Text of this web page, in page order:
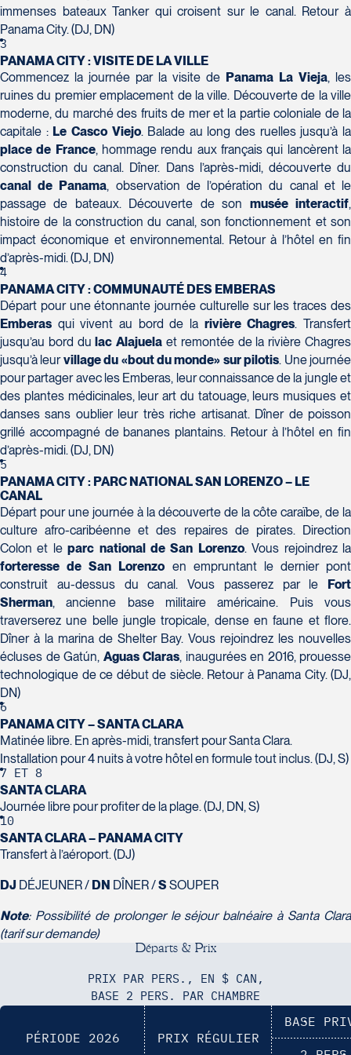
immenses bateaux Tanker qui croisent sur le canal. Retour à
Panama City. (DJ, DN)
3
PANAMA CITY : VISITE DE LA VILLE
Commencez la journée par la visite de Panama La Vieja, les
ruines du premier emplacement de la ville. Découverte de la ville
moderne, du marché des fruits de mer et la partie coloniale de la
capitale : Le Casco Viejo. Balade au long des ruelles jusqu’à la
place de France, hommage rendu aux français qui lancèrent la
construction du canal. Dîner. Dans l’après-midi, découverte du
canal de Panama, observation de l’opération du canal et le
passage de bateaux. Découverte de son musée interactif,
histoire de la construction du canal, son fonctionnement et son
impact économique et environnemental. Retour à l’hôtel en fin
d’après-midi. (DJ, DN)
4
PANAMA CITY : COMMUNAUTÉ DES EMBERAS
Départ pour une étonnante journée culturelle sur les traces des
Emberas qui vivent au bord de la rivière Chagres. Transfert
jusqu’au bord dulac Alajuela et remontée de la rivière Chagres
jusqu’à leurvillage du «bout du monde» sur pilotis. Une journée
pour partager avec les Emberas, leur connaissance de la jungle et
des plantes médicinales, leur art du tatouage, leurs musiques et
danses sans oublier leur très riche artisanat. Dîner de poisson
grillé accompagné de bananes plantains. Retour à l’hôtel en fin
d’après-midi. (DJ, DN)
5
PANAMA CITY : PARC NATIONAL SAN LORENZO – LE
CANAL
Départ pour une journée à la découverte de la côte caraïbe, de la
culture afro-caribéenne et des repaires de pirates. Direction
Colon et leparc national de San Lorenzo. Vous rejoindrez la
forteresse de San Lorenzo en empruntant le dernier pont
construit au-dessus du canal. Vous passerez par le Fort
Sherman, ancienne base militaire américaine. Puis vous
traverserez une belle jungle tropicale, dense en faune et flore.
Dîner à la marina de Shelter Bay. Vous rejoindrez les nouvelles
écluses de Gatún, Aguas Claras, inaugurées en 2016, prouesse
technologique de ce début de siècle. Retour à Panama City. (DJ,
DN)
6
PANAMA CITY – SANTA CLARA
Matinée libre. En après-midi, transfert pour Santa Clara.
Installation pour 4 nuits à votre hôtel en formule tout inclus. (DJ, S)
7 ET 8
SANTA CLARA
Journée libre pour profiter de la plage. (DJ, DN, S)
10
SANTA CLARA – PANAMA CITY
Transfert à l’aéroport. (DJ)
DJ DÉJEUNER / DN DÎNER /S SOUPER
Note: Possibilité de prolonger le séjour balnéaire à Santa Clara
(tarif sur demande)
Départs & Prix
PRIX PAR PERS., EN $ CAN,
BASE 2 PERS. PAR CHAMBRE
PÉRIODE 2026 PRIX RÉGULIER
BASE
Voyages Nouveau-Monde
420 Boulevard Manseau
Joliette
J6E 3E1
Tél :450-755-5557 / 1-877-751-5557
Voyages Terre et Monde
1460 Chemin Gascon
Terrebonne
J6X 2Z5
Tél :450-964-3574
Voyages des Laurentides
939 Boulevard Albiny-Paquette
Mont-Laurier
J9L 3J1
Tél :
819-623-2511 / 1-866-385-2511
Tél :450-688-6211 / 1-888-682-8616
Club Voyages Orientation
1001 Boulevard de Montarville - local 39
J4B 6P5
Tél :450-655-1855 / 1-866-655-5736
Club Voyages Princesse
686 rue Principale
Granby
J2G 2Y4
Tél :450-372-4444
Voyages Action
230 Boulevard Sir-Wilfrid-Laurier
Beloeil
J3G 4G7
Tél :450-464-0363 / 1-800-331-0363
Voyages Boislard Poirier
2840 Boulevard Laframboise
Saint-Hyacinthe
J2S 4Z1
Tél : 450-774-6436 / 1-800-561-2967
Voyages CAA Brossard
8940 Boulevard Leduc - Bureau 20
Brossard
J4Y 0G4
Tél :
Voyages Granby
Tél :450-372-3624 / 1-800-361-0447
La Forfaiterie Voyages
5401 Boulevard Des Galeries - Local 104
(porte H)
Québec
G2K 1N4
Tél :418-652-2400 / 1-888-848-1518
Le Voyagiste de Québec
3229 Chemin des Quatre-Bourgeois -
Suite 120QuébecG1W 0C1
Tél :418-977-4080 / 1-877-977-4080
Voyages CAA Place de la Cité
2600 Boulevard Laurier #133, Place de la
Québec
G1V 4T3
Tél :
418-653-9200 / 1-844-869-2439
Voyages CAA Québec
500 rue Bouvier - Suite 202
Québec
G2J 1E3
Voyages Émotions
2 rue Pleau
Pont-Rouge
G3H 2G2
Tél :418-873-4515
Voyages Laurier du Vallon - Siège
2700 Boulevard Laurier - Édifice
SOUMETTRE